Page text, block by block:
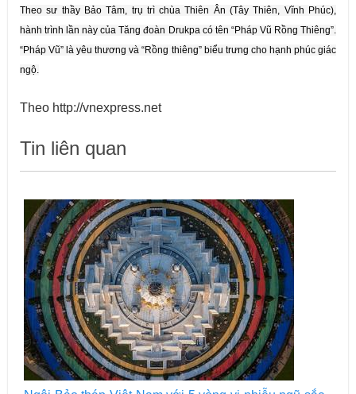
Theo sư thầy Bảo Tâm, trụ trì chùa Thiên Ân (Tây Thiên, Vĩnh Phúc),
hành trình lần này của Tăng đoàn Drukpa có tên “Pháp Vũ Rồng Thiêng”.
“Pháp Vũ” là yêu thương và “Rồng thiêng” biểu trưng cho hạnh phúc giác
ngộ.
Theo http://vnexpress.net
Tin liên quan